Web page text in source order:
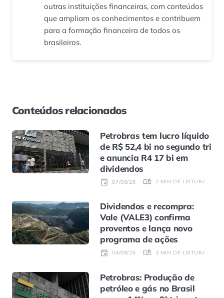
outras instituições financeiras, com conteúdos
que ampliam os conhecimentos e contribuem
para a formação financeira de todos os
brasileiros.
Conteúdos relacionados
Petrobras tem lucro líquido
de R$ 52,4 bi no segundo tri
e anuncia R4 17 bi em
dividendos
07/08/26 2 MIN DE LEITURA
Dividendos e recompra:
Vale (VALE3) confirma
proventos e lança novo
programa de ações
04/08/26 3 MIN DE LEITURA
Petrobras: Produção de
petróleo e gás no Brasil